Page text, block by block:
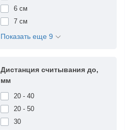
6 см
7 см
Показать еще 9
Дистанция считывания до,
мм
20 - 40
20 - 50
30